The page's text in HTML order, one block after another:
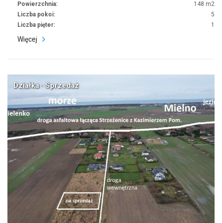
Powierzchnia:
148 m2
Liczba pokoi:
5
Liczba pięter:
1
Więcej
Działka · Sprzedaż